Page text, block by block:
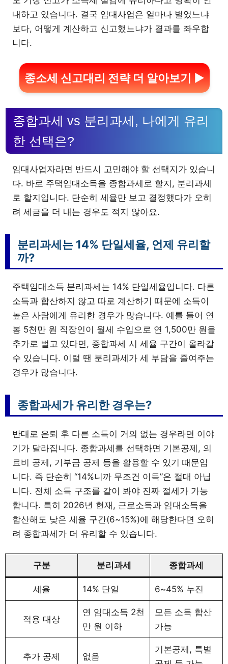
내하고 있습니다. 결국 임대사업은 얼마나 벌었느냐
보다, 어떻게 계산하고 신고했느냐가 결과를 좌우합
니다.
종소세 신고대리 전략 더 알아보기 ▶
종합과세 vs 분리과세, 나에게 유리
한 선택은?
임대사업자라면 반드시 고민해야 할 선택지가 있습니
다. 바로 주택임대소득을 종합과세로 할지, 분리과세
로 할지입니다. 단순히 세율만 보고 결정했다가 오히
려 세금을 더 내는 경우도 적지 않아요.
분리과세는 14% 단일세율, 언제 유리할
까?
주택임대소득 분리과세는 14% 단일세율입니다. 다른
소득과 합산하지 않고 따로 계산하기 때문에 소득이
높은 사람에게 유리한 경우가 많습니다. 예를 들어 연
봉 5천만 원 직장인이 월세 수입으로 연 1,500만 원을
추가로 벌고 있다면, 종합과세 시 세율 구간이 올라갈
수 있습니다. 이럴 땐 분리과세가 세 부담을 줄여주는
경우가 많습니다.
종합과세가 유리한 경우는?
반대로 은퇴 후 다른 소득이 거의 없는 경우라면 이야
기가 달라집니다. 종합과세를 선택하면 기본공제, 의
료비 공제, 기부금 공제 등을 활용할 수 있기 때문입
니다. 즉 단순히 “14%니까 무조건 이득”은 절대 아닙
니다. 전체 소득 구조를 같이 봐야 진짜 절세가 가능
합니다. 특히 2026년 현재, 근로소득과 임대소득을
합산해도 낮은 세율 구간(6~15%)에 해당한다면 오히
려 종합과세가 더 유리할 수 있습니다.
구분 분리과세 종합과세
세율 14% 단일 6~45% 누진
적용 대상
연 임대소득 2천
만 원 이하
모든 소득 합산
가능
추가 공제 없음
기본공제, 특별